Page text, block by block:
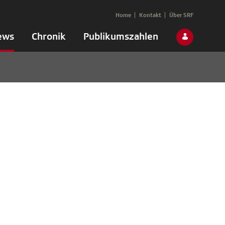
Chronik Publikumszahlen
Home Kontakt Über SRF